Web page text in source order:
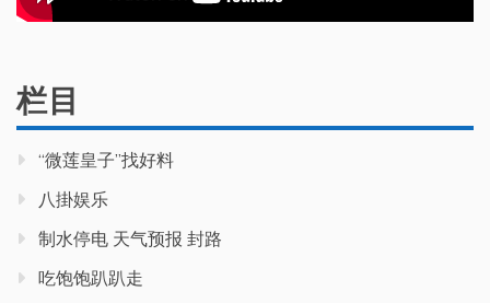
栏目
“微莲皇子”找好料
八掛娱乐
制水停电 天气预报 封路
吃饱饱趴趴走